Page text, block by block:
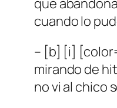
que
cuando lo
– [b] [i]
mirando de
no vi al chico